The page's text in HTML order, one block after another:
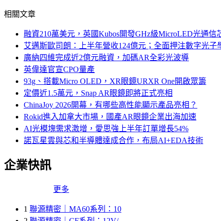
相關文章
融資210萬美元，英國Kubos開發GHz級MicroLED光通信
艾邁斯歐司朗：上半年營收124億元；全面押注數字光子
廣納四維完成近2億元融資，加碼AR全彩光波導
英偉達官宣CPO量產
93g、搭載Micro OLED，XR眼鏡URXR One開啟眾籌
定價近1.5萬元，Snap AR眼鏡即將正式亮相
ChinaJoy 2026開幕，有哪些高性能顯示產品亮相？
Rokid進入加拿大市場，國產AR眼鏡企業出海加速
AI光模塊需求激增，愛思強上半年訂單增長54%
諾瓦星雲與芯和半導體達成合作，布局AI+EDA技術
企業快訊
更多
1 聯源精密｜MA60系列：10